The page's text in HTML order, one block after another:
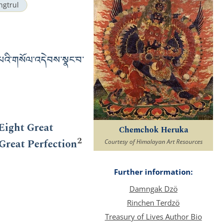
Great
Perfection2
Chemchok Heruka
Courtesy of Himalayan Art Resources
Further information:
Damngak Dzö
Rinchen Terdzö
Treasury of Lives Author Bio